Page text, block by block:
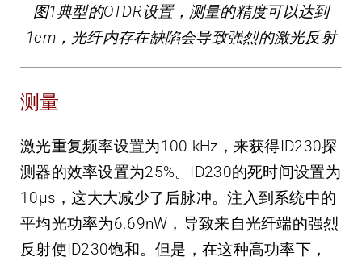
图1典型的OTDR设置，测量的精度可以达到
1cm，光纤内存在缺陷会导致强烈的激光反射
测量
激光重复频率设置为100 kHz，来获得ID230探
测器的效率设置为25%。ID230的死时间设置为
10µs，这大大减少了后脉冲。注入到系统中的
平均光功率为6.69nW，导致来自光纤端的强烈
反射使ID230饱和。但是，在这种高功率下，